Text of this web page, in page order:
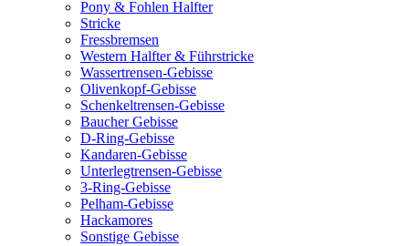
Pony & Fohlen Halfter
Stricke
Fressbremsen
Western Halfter & Führstricke
Wassertrensen-Gebisse
Olivenkopf-Gebisse
Schenkeltrensen-Gebisse
Baucher Gebisse
D-Ring-Gebisse
Kandaren-Gebisse
Unterlegtrensen-Gebisse
3-Ring-Gebisse
Pelham-Gebisse
Hackamores
Sonstige Gebisse